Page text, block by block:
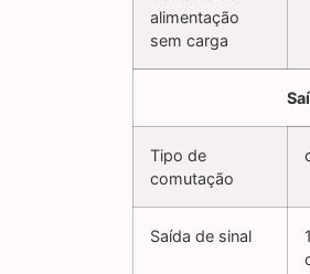
alimentação
sem carga
Tipo de
comutação
Saída de sinal